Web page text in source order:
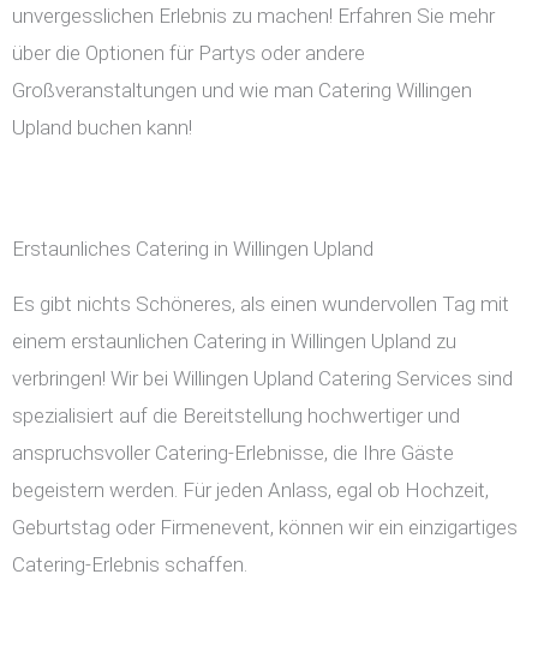
unvergesslichen Erlebnis zu machen! Erfahren Sie mehr
über die Optionen für Partys oder andere
Großveranstaltungen und wie man Catering Willingen
Upland buchen kann!
Erstaunliches Catering in Willingen Upland
Es gibt nichts Schöneres, als einen wundervollen Tag mit
einem erstaunlichen Catering in Willingen Upland zu
verbringen! Wir bei Willingen Upland Catering Services sind
spezialisiert auf die Bereitstellung hochwertiger und
anspruchsvoller Catering-Erlebnisse, die Ihre Gäste
begeistern werden. Für jeden Anlass, egal ob Hochzeit,
Geburtstag oder Firmenevent, können wir ein einzigartiges
Catering-Erlebnis schaffen.